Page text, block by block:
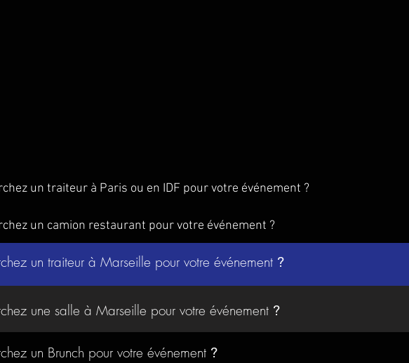
un traiteur à Paris ou en IDF pour votre événement ?
un camion restaurant pour votre événement ?
un traiteur à Marseille pour votre événement ?
une salle à Marseille pour votre événement ?
un Brunch pour votre événement ?